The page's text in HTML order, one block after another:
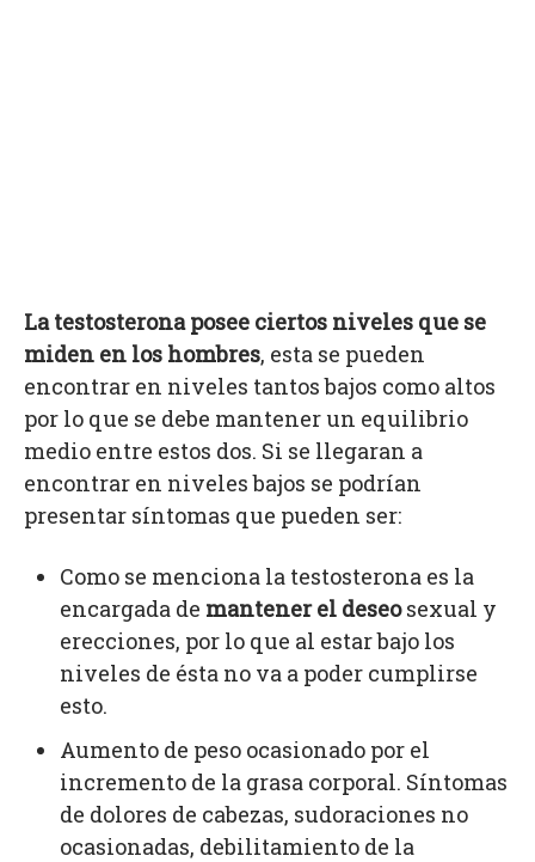
La testosterona posee ciertos niveles que se
miden en los hombres, esta se pueden
encontrar en niveles tantos bajos como altos
por lo que se debe mantener un equilibrio
medio entre estos dos. Si se llegaran a
encontrar en niveles bajos se podrían
presentar síntomas que pueden ser:
Como se menciona la testosterona es la
encargada de mantener el deseosexual y
erecciones, por lo que al estar bajo los
niveles de ésta no va a poder cumplirse
esto.
Aumento de peso ocasionado por el
incremento de la grasa corporal. Síntomas
de dolores de cabezas, sudoraciones no
ocasionadas, debilitamiento de la